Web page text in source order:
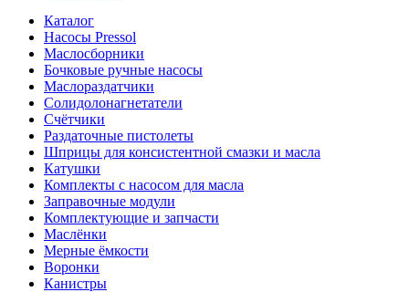
Каталог
Насосы Pressol
Маслосборники
Бочковые ручные насосы
Маслораздатчики
Солидолонагнетатели
Счётчики
Раздаточные пистолеты
Шприцы для консистентной смазки и масла
Катушки
Комплекты с насосом для масла
Заправочные модули
Комплектующие и запчасти
Маслёнки
Мерные ёмкости
Воронки
Канистры